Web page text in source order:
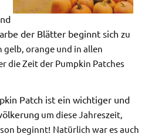
der Blätter beginnt sich zu
gelb, orange und in allen
die Zeit der Pumpkin Patches
Patch ist ein wichtiger und
um diese Jahreszeit,
beginnt! Natürlich wares auch